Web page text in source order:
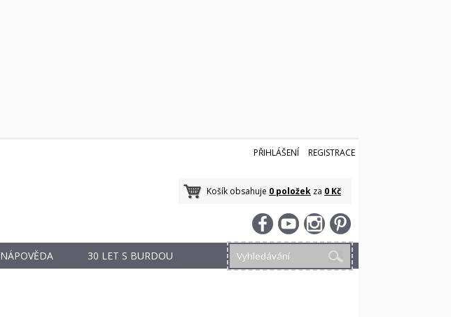
PŘIHLÁŠENÍ REGISTRACE
Košík obsahuje 0 položek za 0 Kč
NÁPOVĚDA 30 LET S BURDOU